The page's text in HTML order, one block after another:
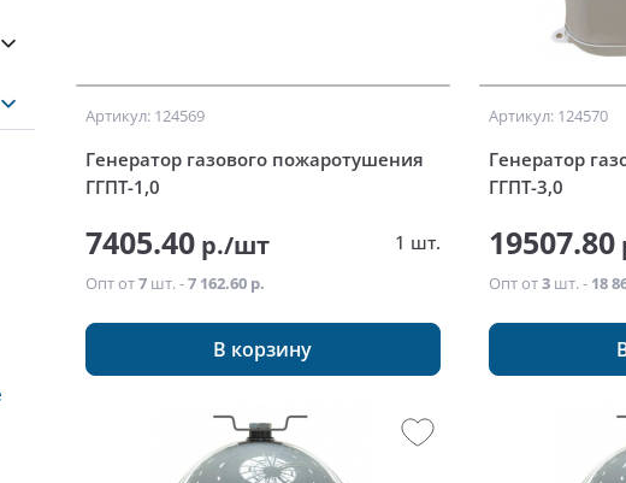
Артикул: 124569
Генератор газового пожаротушения
ГГПТ-1,0
7405.40 р./шт 1 шт.
Опт от7 шт. -7 162.60 р.
В корзину
Артикул: 124570
Генератор
ГГПТ-3,0
19507.80
Опт от3шт. - 18